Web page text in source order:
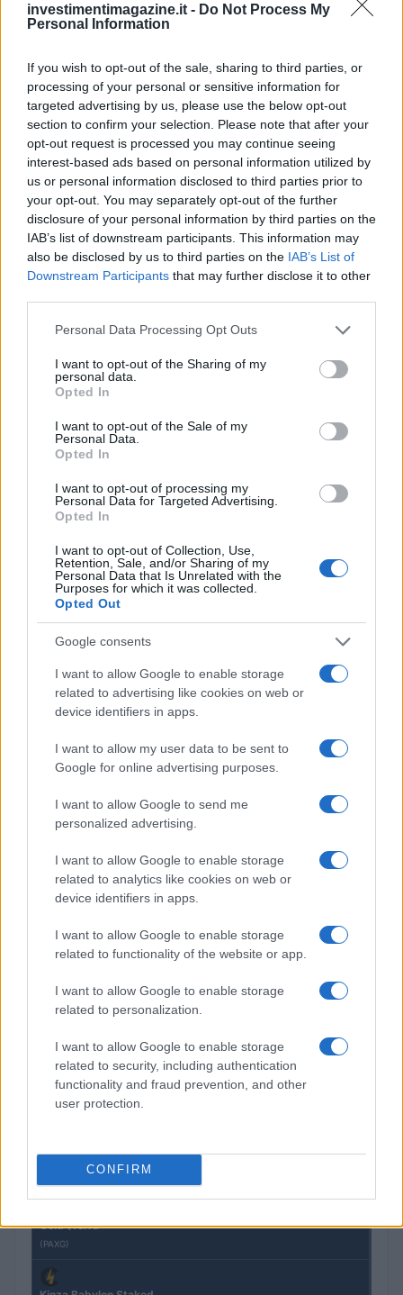
investimentimagazine.it - Do Not Process My
Personal Information
If you wish to opt-out of the sale, sharing to third parties, or
processing of your personal or sensitive information for
targeted advertising by us, please use the below opt-out
section to confirm your selection. Please note that after your
opt-out request is processed you may continue seeing
interest-based ads based on personal information utilized by
us or personal information disclosed to third parties prior to
your opt-out. You may separately opt-out of the further
disclosure of your personal information by third parties on the
IAB’s list of downstream participants. This information may
also be disclosed by us to third parties on the IAB’s List of
Downstream Participants that may further disclose it to other
Please note that this website/app uses one or more Google
not limited to your visit or usage behaviour. You may click to
grant or deny consent to Google and its third-party tags to
use your data for below specified purposes in below Google
consent section.
Personal Data Processing Opt Outs
I want to opt-out of the Sharing of my
personal data.
Opted In
I want to opt-out of the Sale of my
Personal Data.
Opted In
I want to opt-out of processing my
Personal Data for Targeted Advertising.
Opted In
I want to opt-out of Collection, Use,
Retention, Sale, and/or Sharing of my
Personal Data that Is Unrelated with the
Purposes for which it was collected.
Opted Out
Google consents
I want to allow Google to enable storage
related to advertising like cookies on web or
device identifiers in apps.
I want to allow my user data to be sent to
Google for online advertising purposes.
I want to allow Google to send me
personalized advertising.
I want to allow Google to enable storage
related to analytics like cookies on web or
device identifiers in apps.
I want to allow Google to enable storage
related to functionality of the website or app.
I want to allow Google to enable storage
related to personalization.
I want to allow Google to enable storage
related to security, including authentication
functionality and fraud prevention, and other
user protection.
CONFIRM
Continua a leggere
CRIPTOVALUTE
XRP Ledger, Bitcoin e le sanzioni USA: gli sviluppi chiave del 8
agosto 2026
Niccolò Conforti · 8 Ago 2026
CRIPTOVALUTE
ETF su Ethereum: afflussi in calo dopo il picco di luglio
Francesca Spadaro · 7 Ago 2026
CRIPTOVALUTE
Giuseppe Conte in commissione Covid: le rivelazioni su
mascherine e finanziamenti
Francesca Galli · 7 Ago 2026
QUOTAZIONI CRYPTO
Nome Prezzo
Gold (Terra
(PAXG)